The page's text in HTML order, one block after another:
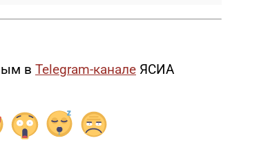
в Telegram-канале ЯСИА